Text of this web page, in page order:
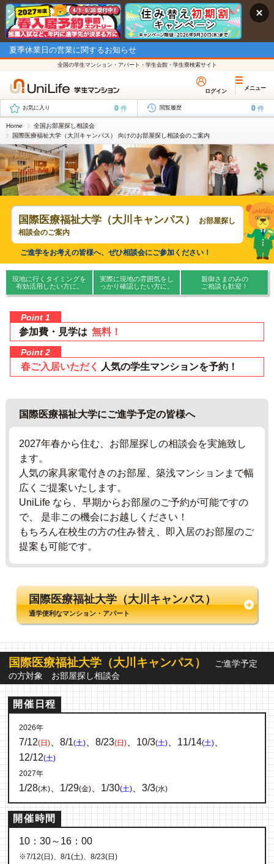
夏季休業日の営業に関するお知らせ
全国の学生マンション・アパート・学生会館・学生寮検索サイト
ログイン メニュー
お気に入り 0 件 閲覧履歴 0 件
Home
全国お部屋探し相談会
国際医療福祉大学（大川キャンパス） 向けのお部屋探し相談会のご案内
国際医療福祉大学（大川キャンパス）
お部屋探し
相談会のご案内
ご進学をお考えの皆様へ、ぜひ相談会にご参加ください！
現地に行くタイミングを
有効活用したい方に。
実際に現地の雰囲気を し
っかり確認したい方に。
親御さまのみの
ご相談も歓迎！
Point 1
参加費・見学は 無料！
Point 2
春ご入居いただく 人気の学生マンションを予約！
国際医療福祉大学にご進学予定の皆様へ
2027年春から住む、お部屋探しの相談会を実施致し
ます。
人気の家具家電付きのお部屋、築浅マンションまで幅
広くご提案いたします。
UniLife なら、早期からお部屋のご予約が可能ですの
で、 是非この機会にお越しください！
もちろん在校生の方の住み替え、即入居のお部屋のご
提案も可能です。
国際医療福祉大学（大川キャンパス）
通学便利なマンション・アパート
国際医療福祉大学（大川キャンパス）
ご進学予定
の方対象 お部屋探し相談会
開催日程
2026年
7/12(日) 、8/1(土) 、8/23(日) 、10/3(土) 、11/14(土)
12/12(土)
2027年
1/28(木) 、1/29(金) 、1/30(土) 、3/3(水)
開催時間
10：30～16：00
※7/12(日)、8/1(土)、8/23(日)